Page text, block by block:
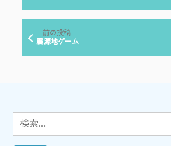
ナ
ー
前の投稿前
の
震源地ゲーム
検
索: